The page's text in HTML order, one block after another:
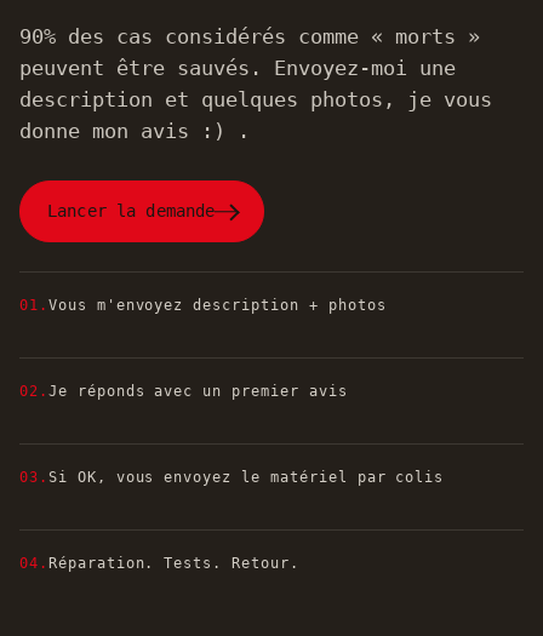
90% des cas considérés comme « morts »
peuvent être sauvés. Envoyez-moi une
description et quelques photos, je vous
donne mon avis :) .
Lancer la demande
01. Vous m'envoyez description + photos
02. Je réponds avec un premier avis
03. Si OK, vous envoyez le matériel par colis
04. Réparation. Tests. Retour.